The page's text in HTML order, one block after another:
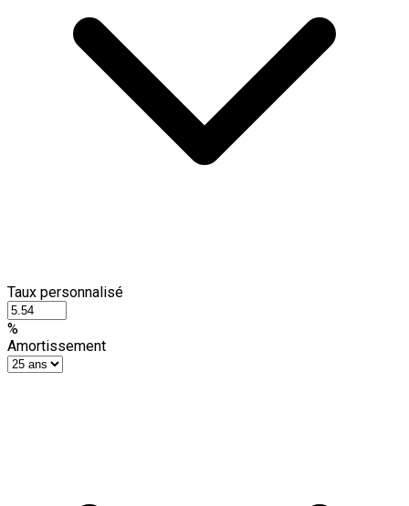
Taux personnalisé
%
Amortissement